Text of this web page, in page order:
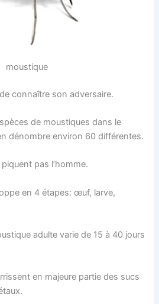
moustique
connaître son adversaire.
de moustiques dans le
dénombre environ 60 différentes.
pas l’homme.
en 4 étapes: œuf, larve,
adulte varie de 15 à 40 jours
en majeure partie des sucs